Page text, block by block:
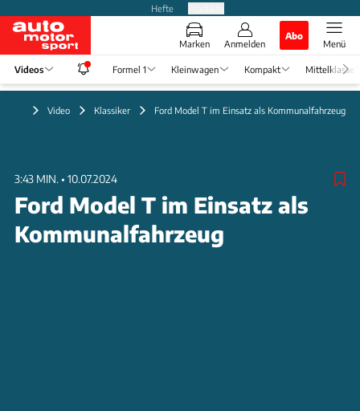
Hefte
Marken Anmelden
Abo
Menü
Videos Formel 1 Kleinwagen Kompakt Mittelklasse
Video Klassiker Ford Model T im Einsatz als Kommunalfahrzeug
3:43 MIN. • 10.07.2024
Ford Model T im Einsatz als
Kommunalfahrzeug